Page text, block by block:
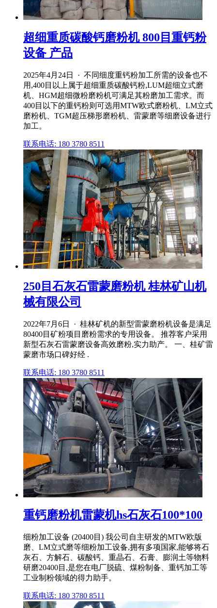
超细重质碳酸钙磨粉机 800目重钙粉
设备 产品
2025年4月24日 · 不同细度重钙粉加工所需的设备也不
用,400目以上属于超细重质碳酸钙粉,LUM超细立式磨
机、HGM超细微粉磨粉机可满足其粉磨加工需求。而
400目以下的重钙粉则可选用MTW欧式磨粉机、LM立式
磨粉机、TGM超压梯形磨粉机、雷蒙磨等细磨设备进行
加工。
联系电话: 180 3780 8511
250目石灰石雷蒙磨粉机 桂林矿山机
械有限公司
2022年7月6日 · 桂林矿机的新型雷蒙磨粉机设备是满足
80400目矿粉项目磨粉需求的专用设备。 推荐客户采用
新型石灰石雷蒙磨设备高效磨粉,实力助产。 一、桂矿雷
蒙磨市场口碑好经 .
联系电话: 180 3780 8511
重钙磨粉机雷蒙机hs石灰石100*100
细粉加工设备 (20400目) 我公司自主研发的MTW欧版
磨、LM立式磨等细粉加工设备,拥有多项国家,能够将石
灰石、方解石、碳酸钙、重晶石、石膏、膨润土等物料
研磨20400目,是您在电厂脱硫、煤粉制备、重钙加工等
工业制粉领域的得力助手。
联系电话: 180 3780 8511